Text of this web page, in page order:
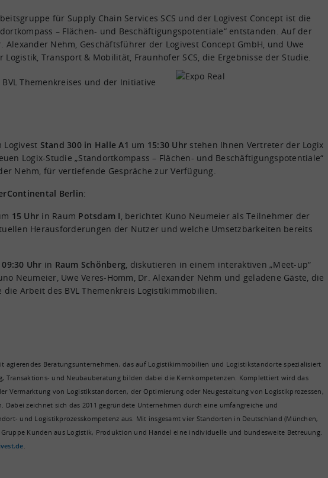
für Supply Chain Services SCS und der Logivest Concept ist die
– Flächen- und Beschäftigungspotentiale“ entstanden. Auf der
Nehm, Geschäftsführer der Logivest Concept GmbH, und Uwe
Logistik, Transport & Mobilität, Fraunhofer SCS, die Ergebnisse der Studie.
Themenkreises und der Initiative
Logivest Stand 300 in Halle A1 um 15:30 Uhr stehen Ihnen Vertreter der Logix
Logix-Studie „Standortkompass – Flächen- und Beschäftigungspotentiale“
Nehm, für vertiefende Gespräche zur Verfügung.
Berlin:
15 Uhr in Raum Potsdam I, berichtet Kuno Neumeier als Teilnehmer der
Herausforderungen der Nutzer und welche Umsetzbarkeiten bereits
09:30 Uhr in Raum Schönberg, diskutieren in einem interaktiven „Meet-up“
Neumeier, Uwe Veres-Homm, Dr. Alexander Nehm und geladene Gäste, die
die Arbeit des BVL Themenkreis Logistikimmobilien.
agierendes Beratungsunternehmen, das auf Logistikimmobilien und Logistikstandorte spezialisiert
Transaktions- und Neubauberatung bilden dabei die Kernkompetenzen. Komplettiert wird das
Vermarktung von Logistikstandorten, der Optimierung oder Neugestaltung von Logistikprozessen,
Dabei zeichnet sich das 2011 gegründete Unternehmen durch eine umfangreiche und
und Logistikprozesskompetenz aus. Mit insgesamt vier Standorten in Deutschland (München,
Kunden aus Logistik, Produktion und Handel eine individuelle und bundesweite Betreuung.
.